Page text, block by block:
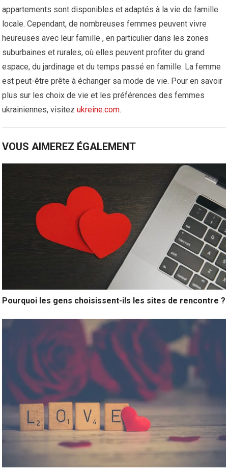
appartements sont disponibles et adaptés à la vie de famille
locale. Cependant, de nombreuses femmes peuvent vivre
heureuses avec leur famille , en particulier dans les zones
suburbaines et rurales, où elles peuvent profiter du grand
espace, du jardinage et du temps passé en famille. La femme
est peut-être prête à échanger sa mode de vie. Pour en savoir
plus sur les choix de vie et les préférences des femmes
ukrainiennes, visitezukreine.com.
VOUS AIMEREZ ÉGALEMENT
Pourquoi les gens choisissent-ils les sites de rencontre ?